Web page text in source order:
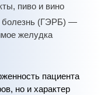
пиво и вино
болезнь (ГЭРБ) —
желудка
пациента
но и характер